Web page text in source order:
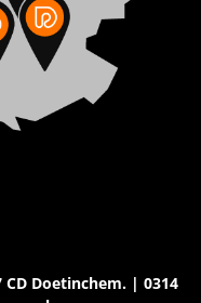
CD Doetinchem. | 0314